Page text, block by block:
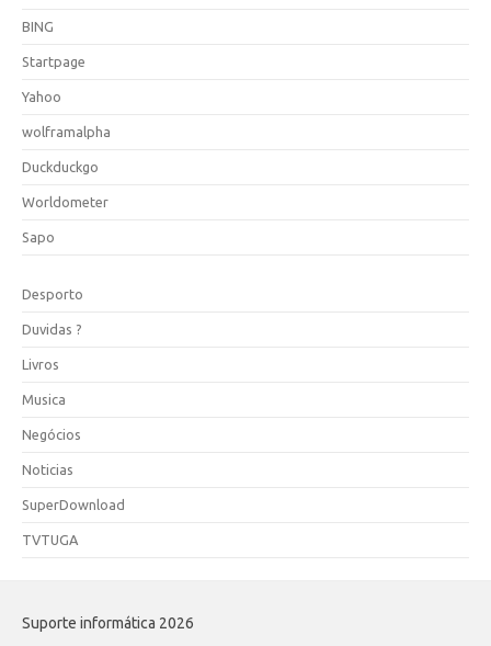
BING
Startpage
Yahoo
wolframalpha
Duckduckgo
Worldometer
Sapo
Desporto
Duvidas ?
Livros
Musica
Negócios
Noticias
SuperDownload
TVTUGA
Suporte informática 2026